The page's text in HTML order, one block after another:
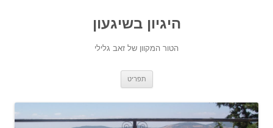
היגיון בשיגעון
הטור המקוון של זאב גלילי
תפריט